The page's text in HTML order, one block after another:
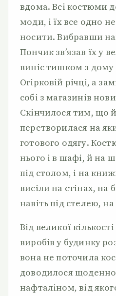
вдома. Всі костюми
моди, і їх все одно
носити. Вибравши
Пончик зв’язав їх у
виніс тишком з дому
Огірковій річці, а
собі з магазинів
Скінчилося тим, що
перетворилася на
готового одягу.
нього і в шафі, й на
під столом, і на
висіли на стінах, на
навіть під стелею,
Від великої
виробів у будинку
вона не поточила
доводилося щоденно
нафталіном, від